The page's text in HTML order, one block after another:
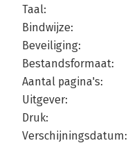
Taal:
Bindwijze:
Beveiliging:
Bestandsformaat:
Aantal pagina's:
Uitgever:
Druk:
Verschijningsdatum: